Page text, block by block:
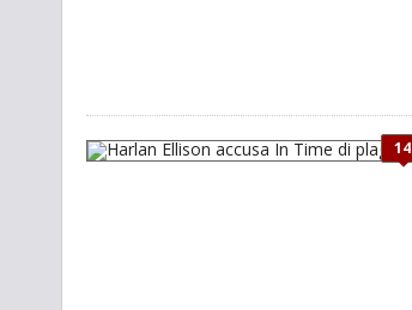
14